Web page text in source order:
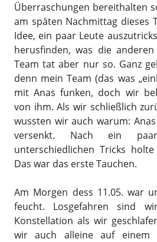
Überraschungen bereithalten
am späten Nachmittag dieses
Idee, ein paar Leute
herusfinden, was die
Team tat aber nur so. Ganz
denn mein Team (das was
mit Anas funken, doch wir
von ihm. Als wir schließlich
wussten wir auch warum:
versenkt. Nach ein
unterschiedlichen Tricks
Das war das erste Tauchen.
Am Morgen dess 11.05. war
feucht. Losgefahren sind
Konstellation als wir
wir auch alleine auf einem